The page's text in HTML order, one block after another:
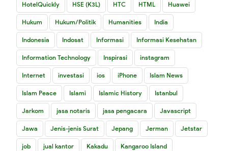
HotelQuickly HSE (K3L) HTC HTML Huawei
Hukum Hukum/Politik Humanities India
Indonesia Indosat Informasi Informasi Kesehatan
Information Technology Inspirasi instagram
Internet investasi ios iPhone Islam News
Islam Peace Islami Islamic History Istanbul
Jarkom jasa notaris jasa pengacara Javascript
Jawa Jenis-jenis Surat Jepang Jerman Jetstar
job jual kantor Kakadu Kangaroo Island